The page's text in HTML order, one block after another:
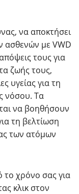
να αποκτήσει
ασθενών με VWD
τους για
ζωής τους,
υγείας για τη
νόσου. Τα
να βοηθήσουν
τη βελτίωση
των ατόμων
το χρόνο σας για
κλικ στον